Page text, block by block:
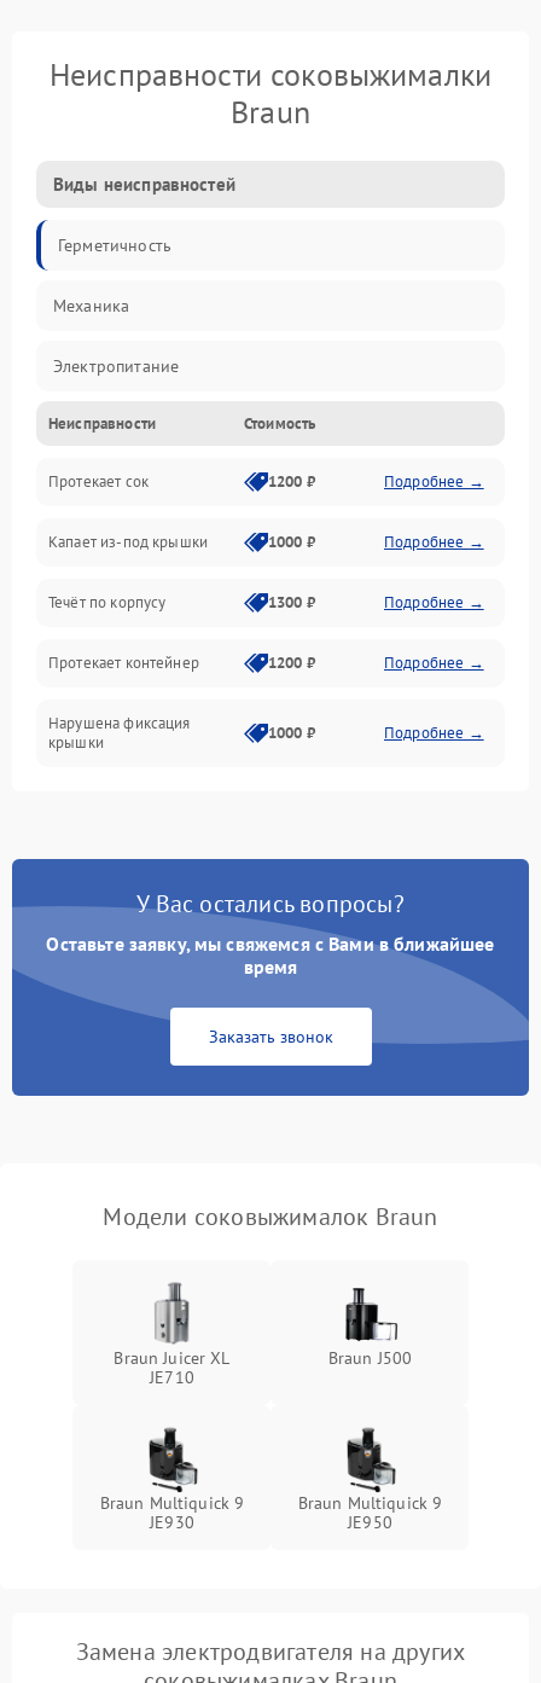
Неисправности соковыжималки
Braun
Виды неисправностей
Герметичность
Механика
Электропитание
Производительность
Неисправности Стоимость
Протекает сок 1200 ₽ Подробнее →
Капает из-под крышки 1000 ₽ Подробнее →
Течёт по корпусу 1300 ₽ Подробнее →
Протекает контейнер 1200 ₽ Подробнее →
Нарушена фиксация
крышки
1000 ₽ Подробнее →
У Вас остались вопросы?
Оставьте заявку, мы свяжемся с Вами в ближайшее
время
Заказать звонок
Модели соковыжималок Braun
Braun Juicer XL
JE710
Braun J500
Braun Multiquick 9
JE930
Braun Multiquick 9
JE950
Замена электродвигателя на других